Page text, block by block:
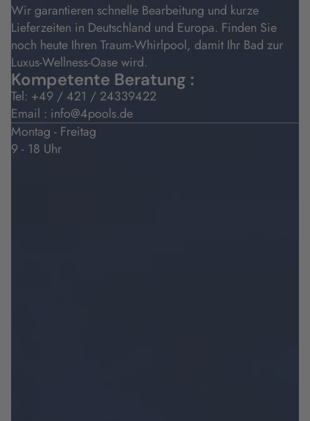
Wir garantieren schnelle Bearbeitung und kurze
Lieferzeiten in Deutschland und Europa. Finden Sie
noch heute Ihren Traum-Whirlpool, damit Ihr Bad zur
Luxus-Wellness-Oase wird.
Kompetente Beratung :
Tel: +49 / 421 / 24339422
Email : info@4pools.de
Montag - Freitag
9 - 18 Uhr